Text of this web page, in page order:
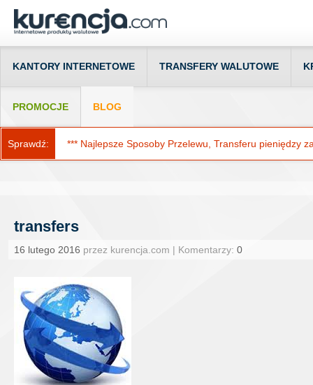
KANTORY INTERNETOWE TRANSFERY WALUTOWE
PROMOCJE BLOG
Sprawdź: *** Najlepsze Sposoby Przelewu, Transferu pieniędzy
transfers
16 lutego 2016 przez kurencja.com | Komentarzy: 0